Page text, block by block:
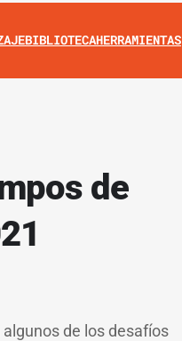
BIBLIOTECAHERRAMIENTAS
de
de los desafíos